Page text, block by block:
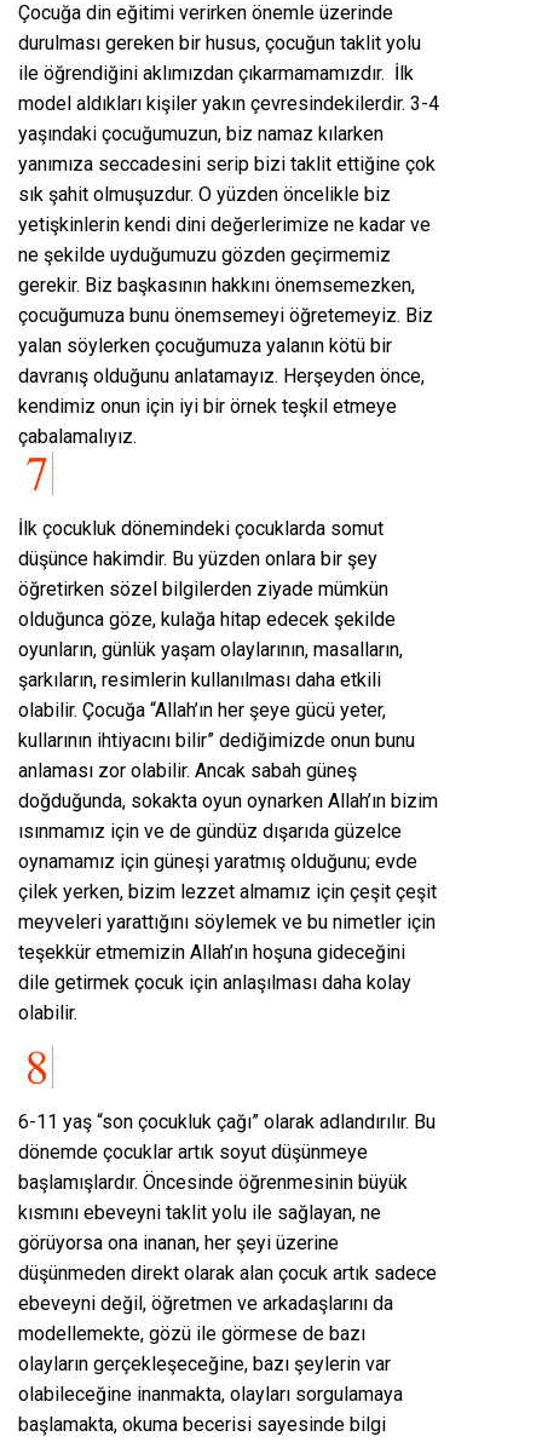
Çocuğa din eğitimi verirken önemle üzerinde
durulması gereken bir husus, çocuğun taklit yolu
ile öğrendiğini aklımızdan çıkarmamamızdır. İlk
model aldıkları kişiler yakın çevresindekilerdir. 3-4
yaşındaki çocuğumuzun, biz namaz kılarken
yanımıza seccadesini serip bizi taklit ettiğine çok
sık şahit olmuşuzdur. O yüzden öncelikle biz
yetişkinlerin kendi dini değerlerimize ne kadar ve
ne şekilde uyduğumuzu gözden geçirmemiz
gerekir. Biz başkasının hakkını önemsemezken,
çocuğumuza bunu önemsemeyi öğretemeyiz. Biz
yalan söylerken çocuğumuza yalanın kötü bir
davranış olduğunu anlatamayız. Herşeyden önce,
kendimiz onun için iyi bir örnek teşkil etmeye
çabalamalıyız.
İlk çocukluk dönemindeki çocuklarda somut
düşünce hakimdir. Bu yüzden onlara bir şey
öğretirken sözel bilgilerden ziyade mümkün
olduğunca göze, kulağa hitap edecek şekilde
oyunların, günlük yaşam olaylarının, masalların,
şarkıların, resimlerin kullanılması daha etkili
olabilir. Çocuğa “Allah’ın her şeye gücü yeter,
kullarının ihtiyacını bilir” dediğimizde onun bunu
anlaması zor olabilir. Ancak sabah güneş
doğduğunda, sokakta oyun oynarken Allah’ın bizim
ısınmamız için ve de gündüz dışarıda güzelce
oynamamız için güneşi yaratmış olduğunu; evde
çilek yerken, bizim lezzet almamız için çeşit çeşit
meyveleri yarattığını söylemek ve bu nimetler için
teşekkür etmemizin Allah’ın hoşuna gideceğini
dile getirmek çocuk için anlaşılması daha kolay
olabilir.
6-11 yaş “son çocukluk çağı” olarak adlandırılır. Bu
dönemde çocuklar artık soyut düşünmeye
başlamışlardır. Öncesinde öğrenmesinin büyük
kısmını ebeveyni taklit yolu ile sağlayan, ne
görüyorsa ona inanan, her şeyi üzerine
düşünmeden direkt olarak alan çocuk artık sadece
ebeveyni değil, öğretmen ve arkadaşlarını da
modellemekte, gözü ile görmese de bazı
olayların gerçekleşeceğine, bazı şeylerin var
olabileceğine inanmakta, olayları sorgulamaya
başlamakta, okuma becerisi sayesinde bilgi